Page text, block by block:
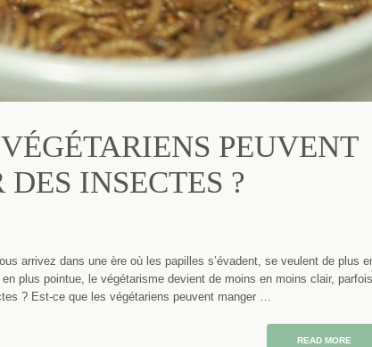
PEUVENT
INSECTES ?
arrivez dans une ère où les papilles s’évadent, se veulent de plus
plus pointue, le végétarisme devient de moins en moins clair, parfois
? Est-ce que les végétariens peuvent manger …
READ MORE